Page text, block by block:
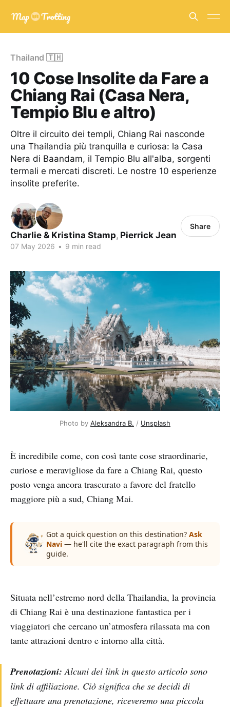
Thailand 🇹🇭
10 Cose Insolite da Fare a
Chiang Rai (Casa Nera,
Tempio Blu e altro)
Oltre il circuito dei templi, Chiang Rai nasconde
una Thailandia più tranquilla e curiosa: la Casa
Nera di Baandam, il Tempio Blu all'alba, sorgenti
termali e mercati discreti. Le nostre 10 esperienze
insolite preferite.
Charlie & Kristina Stamp, Pierrick Jean
07 May 2026 • 9 min read
Share
Photo by Aleksandra B. / Unsplash
È incredibile come, con così tante cose straordinarie,
curiose e meravigliose da fare a Chiang Rai, questo
posto venga ancora trascurato a favore del fratello
maggiore più a sud, Chiang Mai.
Got a quick question on this destination? Ask
Navi — he'll cite the exact paragraph from this
guide.
Situata nell’estremo nord della Thailandia, la provincia
di Chiang Rai è una destinazione fantastica per i
viaggiatori che cercano un’atmosfera rilassata ma con
tante attrazioni dentro e intorno alla città.
Prenotazioni: Alcuni dei link in questo articolo sono
link di affiliazione. Ciò significa che se decidi di
effettuare una prenotazione, riceveremo una piccola